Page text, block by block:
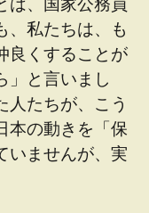
、私たちは、も
良くすることが
」と言いまし
人たちが、こう
本の動きを「保
いませんが、実